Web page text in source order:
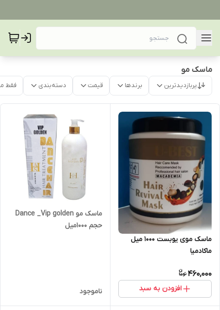
ماسک مو
پربازدیدترین برندها قیمت دسته‌بندی فقط
ماسک موی یوبست ۱۰۰۰ میل
ماکادمیا
460,000
افزودن به سبد
ماسک مو Dance _Vip golden
حجم 1000میل
ناموجود